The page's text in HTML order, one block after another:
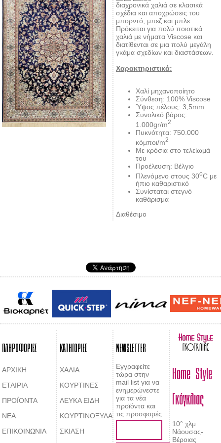
διαχρονικά χαλιά σε κλασικά
σχέδια και αποχρώσεις του
μπορντό, μπεζ και μπλε.
Πρόκειται για πολύ ποιοτικά
χαλιά με νήματα Viscose και
διατίθενται σε μια πολύ μεγάλη
γκάμα σχεδίων και διαστάσεων.
Χαρακτηριστικά:
Χαλί μηχανοποίητο
Σύνθεση: 100% Viscose
Ύψος πέλους: 3,5mm
Συνολικό βάρος:
1.000gr/m2
Πυκνότητα: 750.000
κόμποι/m2
Με κρόσια στο τελείωμά
του
Προέλευση: Βέλγιο
Πλενόμενο στους 30οC με
ήπιο καθαριστικό
Συνίσταται στεγνό
καθάρισμα
Διαθέσιμο
ΠΛΗΡΟΦΟΡΙΕΣ
ΑΡΧΙΚΗ
ΕΤΑΙΡΙΑ
ΠΡΟΪΟΝΤΑ
ΝΕΑ
ΕΠΙΚΟΙΝΩΝΙΑ
ΚΑΤΗΓΟΡΙΕΣ
ΧΑΛΙΑ
ΚΟΥΡΤΙΝΕΣ
ΛΕΥΚΑ ΕΙΔΗ
ΚΟΥΡΤΙΝΟΞΥΛΑ
ΣΚΙΑΣΗ
NEWSLETTER
Εγγραφείτε
τώρα στην
mail list για να
ενημερώνεστε
για τα νέα
προϊόντα και
τις προσφορές
Home Style
Γκόγκλιας
10° χλμ
Νάουσας-
Βέροιας